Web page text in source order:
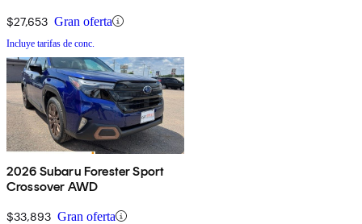
$27,653 Gran oferta
Incluye tarifas de conc.
2026 Subaru Forester Sport
Crossover AWD
$33,893 Gran oferta